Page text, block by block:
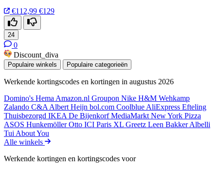
€112,99 €129
24
0
Discount_diva
Populaire winkels Populaire categorieën
Werkende kortingscodes en kortingen in augustus 2026
Domino's Hema Amazon.nl Groupon Nike H&M Wehkamp
Zalando C&A Albert Heijn bol.com Coolblue AliExpress Efteling
Thuisbezorgd IKEA De BijenkorfMediaMarkt New York Pizza
ASOS HunkemöllerOtto ICI Paris XL Greetz Leen BakkerAlbelli
Tui About You
Alle winkels
Werkende kortingen en kortingscodes voor